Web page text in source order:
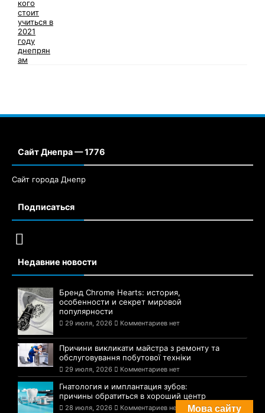
Сайт Днепра — 1776
Сайт города Днепр
Подписаться
Недавние новости
Бренд Chrome Hearts: история,
особенности и секрет мировой
популярности
29 июля, 2026 Комментариев нет
Причини викликати майстра з ремонту та
обслуговування побутової техніки
29 июля, 2026 Комментариев нет
Гнатология и имплантация зубов:
причины обратиться в хороший центр
28 июля, 2026 Комментариев нет Мова сайту